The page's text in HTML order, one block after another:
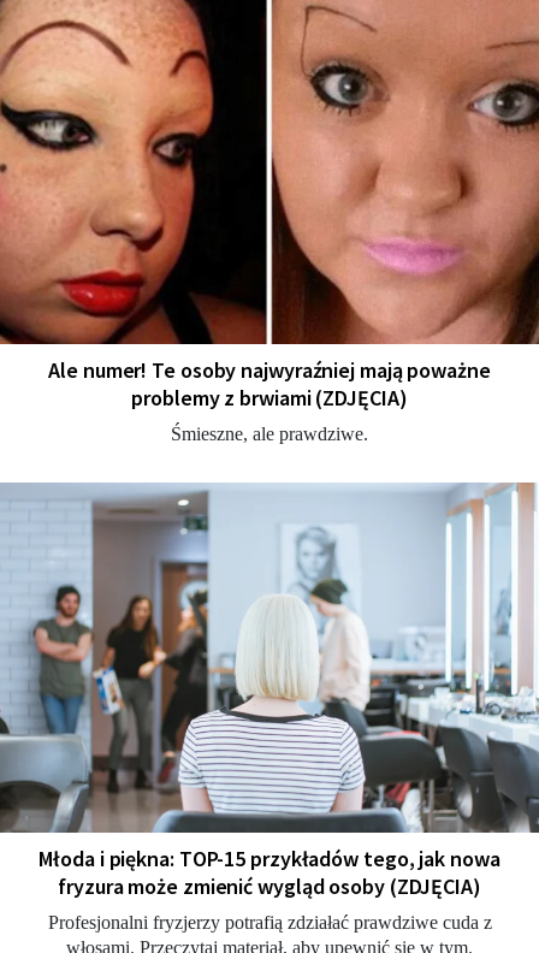
Ale numer! Te osoby najwyraźniej mają poważne
problemy z brwiami (ZDJĘCIA)
Śmieszne, ale prawdziwe.
Młoda i piękna: TOP-15 przykładów tego, jak nowa
fryzura może zmienić wygląd osoby (ZDJĘCIA)
Profesjonalni fryzjerzy potrafią zdziałać prawdziwe cuda z
włosami. Przeczytaj materiał, aby upewnić się w tym.